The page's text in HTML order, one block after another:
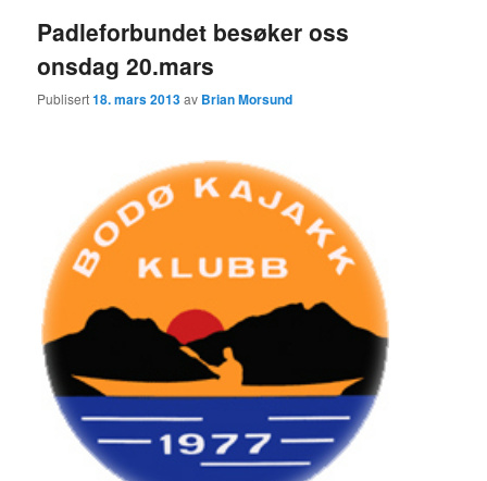
Padleforbundet besøker oss
onsdag 20.mars
Publisert18. mars 2013av Brian Morsund